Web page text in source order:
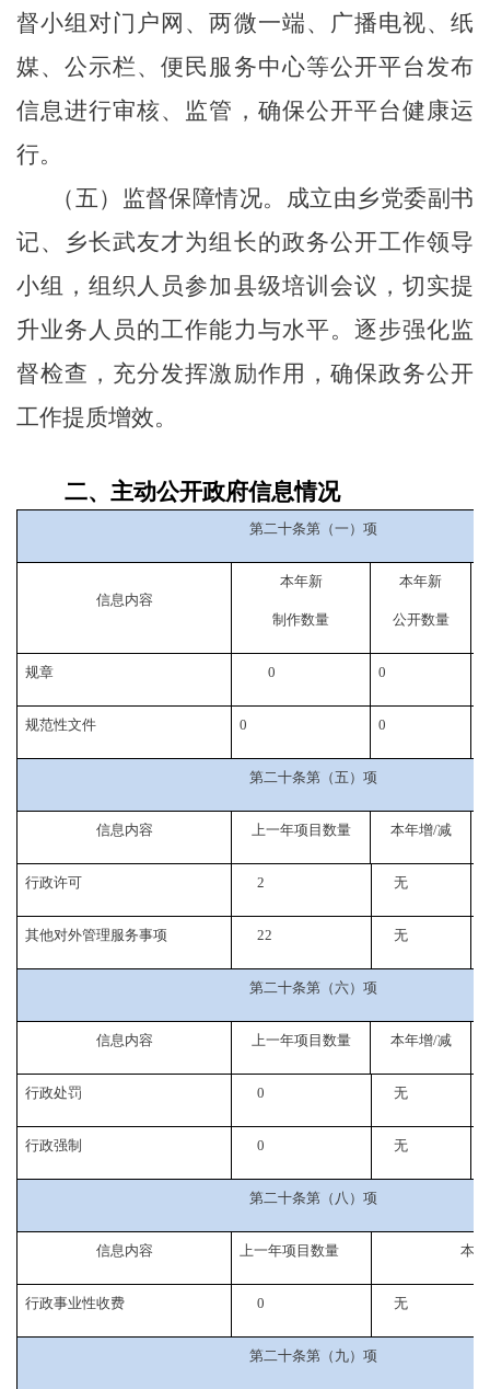
督小组对门户网、两微一端、广播电视、纸
媒、公示栏、便民服务中心等公开平台发布
信息进行审核、监管，确保公开平台健康运
行。
（五）监督保障情况。成立由乡党委副书
记、乡长武友才为组长的政务公开工作领导
小组，组织人员参加县级培训会议，切实提
升业务人员的工作能力与水平。逐步强化监
督检查，充分发挥激励作用，确保政务公开
工作提质增效。
二、主动公开政府信息情况
第二十条第（一）项
信息内容
本年新
制作数量
本年新
公开数量
规章 0 0
规范性文件 0 0
第二十条第（五）项
信息内容 上一年项目数量 本年增/减
行政许可 2 无
其他对外管理服务事项 22 无
第二十条第（六）项
信息内容 上一年项目数量 本年增/减
行政处罚 0 无
行政强制 0 无
第二十条第（八）项
信息内容 上一年项目数量 本
行政事业性收费 0 无
第二十条第（九）项